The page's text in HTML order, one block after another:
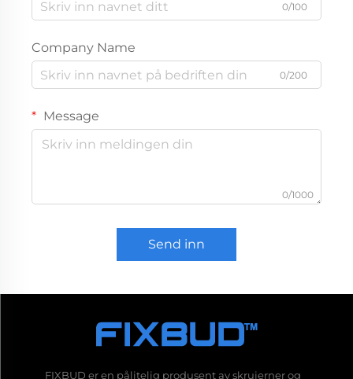
0/100
Company Name
0/200
Message
0/1000
Send inn
FIXBUD er en pålitelig produsent av skrujerner og